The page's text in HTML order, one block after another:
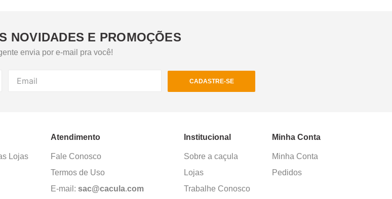
NOVIDADES E PROMOÇÕES
envia por e-mail pra você!
CADASTRE-SE
Lojas
Atendimento
Fale Conosco
Termos de Uso
E-mail: sac@cacula.com
Institucional
Sobre a caçula
Lojas
Trabalhe Conosco
Minha Conta
Minha Conta
Pedidos